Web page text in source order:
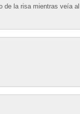
de la risa mientras veía